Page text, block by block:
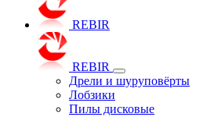
REBIR
REBIR
Дрели и шуруповёрты
Лобзики
Пилы дисковые